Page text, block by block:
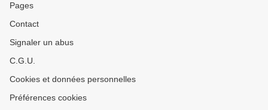
Pages
Contact
Signaler un abus
C.G.U.
Cookies et données personnelles
Préférences cookies